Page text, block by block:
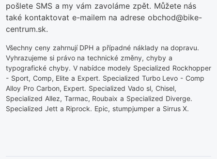
pošlete SMS a my vám zavoláme zpět. Můžete nás
také kontaktovat e-mailem na adrese obchod@bike-
centrum.sk.
Všechny ceny zahrnují DPH a případné náklady na dopravu.
Vyhrazujeme si právo na technické změny, chyby a
typografické chyby. V nabídce modely Specialized Rockhopper
- Sport, Comp, Elite a Expert. Specialized Turbo Levo - Comp
Alloy Pro Carbon, Expert. Specialized Vado sl, Chisel,
Specialized Allez, Tarmac, Roubaix a Specialized Diverge.
Specialized Jett a Riprock. Epic, stumpjumper a Sirrus X.